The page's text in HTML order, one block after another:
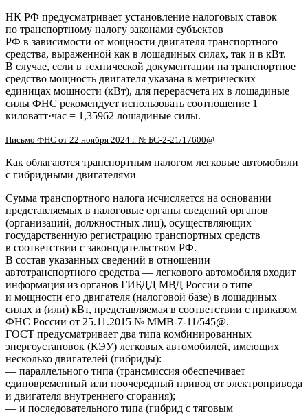
НК РФ предусматривает установление налоговых ставок
по транспортному налогу законами субъектов
РФ в зависимости от мощности двигателя транспортного
средства, выраженной как в лошадиных силах, так и в кВт.
В случае, если в технической документации на транспортное
средство мощность двигателя указана в метрических
единицах мощности (кВт), для перерасчета их в лошадиные
силы ФНС рекомендует использовать соотношение 1
киловатт·час = 1,35962 лошадиные силы.
Письмо ФНС от 22 ноября 2024 г. № БС-2-21/17600@
Как облагаются транспортным налогом легковые автомобили
с гибридными двигателями
Сумма транспортного налога исчисляется на основании
представляемых в налоговые органы сведений органов
(организаций, должностных лиц), осуществляющих
государственную регистрацию транспортных средств
в соответствии с законодательством РФ.
В состав указанных сведений в отношении
автотранспортного средства — легкового автомобиля входит
информация из органов ГИБДД МВД России о типе
и мощности его двигателя (налоговой базе) в лошадиных
силах и (или) кВт, представляемая в соответствии с приказом
ФНС России от 25.11.2015 № ММВ-7-11/545@.
ГОСТ предусматривает два типа комбинированных
энергоустановок (КЭУ) легковых автомобилей, имеющих
несколько двигателей (гибриды):
— параллельного типа (трансмиссия обеспечивает
единовременный или поочередный привод от электропривода
и двигателя внутреннего сгорания);
— и последовательного типа (гибрид с тяговым